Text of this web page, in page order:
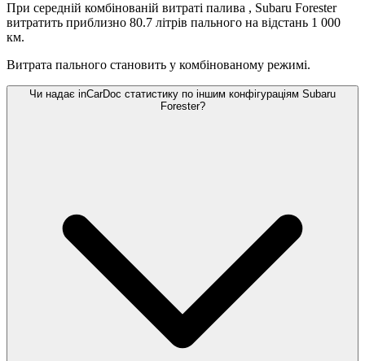
При середній комбінованій витраті палива , Subaru Forester
витратить приблизно 80.7 літрів пального на відстань 1 000
км.
Витрата пального становить у комбінованому режимі.
Чи надає inCarDoc статистику по іншим конфігураціям Subaru
Forester?